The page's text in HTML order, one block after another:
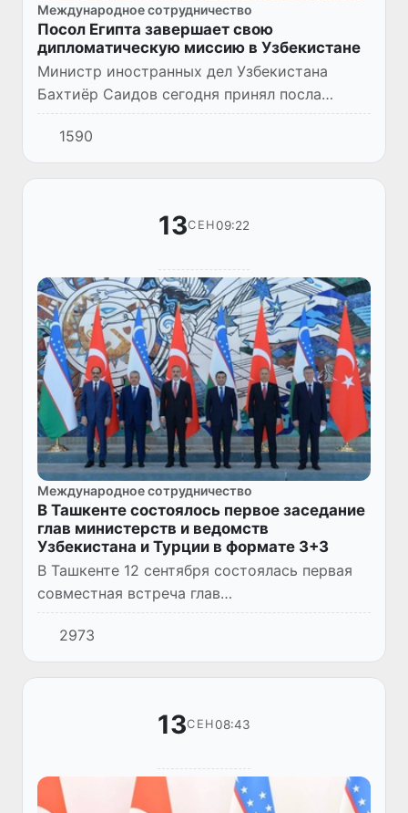
Международное сотрудничество
Посол Египта завершает свою
дипломатическую миссию в Узбекистане
Министр иностранных дел Узбекистана
Бахтиёр Саидов сегодня принял посла
Египта Амиру Фахми в связи с завершением
дипломатической миссии в нашей стране.
1590
13СЕН09:22
Международное сотрудничество
В Ташкенте состоялось первое заседание
глав министерств и ведомств
Узбекистана и Турции в формате 3+3
В Ташкенте 12 сентября состоялась первая
совместная встреча глав
внешнеполитических, правоохранительных
ведомств и спецслужб Узбекистана и
Турции.
2973
13СЕН08:43